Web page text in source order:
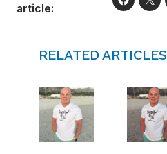
article:
RELATED ARTICLES